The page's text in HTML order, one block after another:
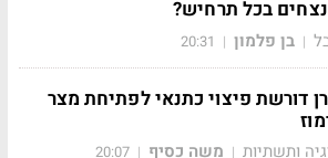
בכל תרחיש?
| בן פלמון |
20:31
דורשת פיצוי כתנאי לפתיחת מצר
ותשתיות | משה כסיף |
20:07